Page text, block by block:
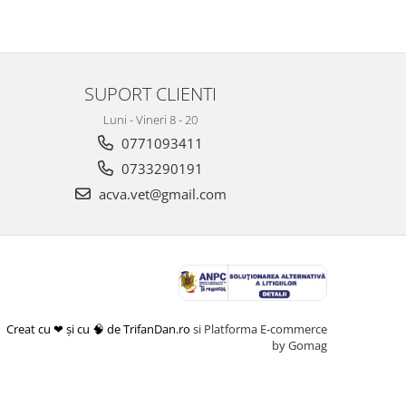
SUPORT CLIENTI
Luni - Vineri 8 - 20
0771093411
0733290191
acva.vet@gmail.com
Creat cu ❤ și cu 🧠 de TrifanDan.ro si Platforma E-commerce
by Gomag